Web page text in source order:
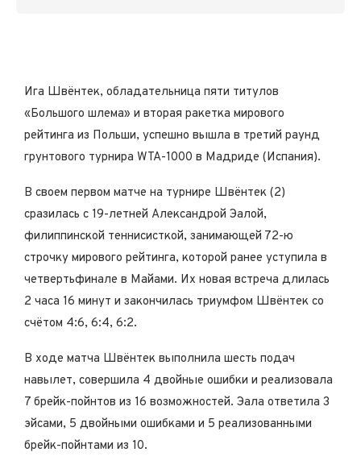
Ига Швёнтек, обладательница пяти титулов
«Большого шлема» и вторая ракетка мирового
рейтинга из Польши, успешно вышла в третий раунд
грунтового турнира WTA-1000 в Мадриде (Испания).
В своем первом матче на турнире Швёнтек (2)
сразилась с 19-летней Александрой Эалой,
филиппинской теннисисткой, занимающей 72-ю
строчку мирового рейтинга, которой ранее уступила в
четвертьфинале в Майами. Их новая встреча длилась
2 часа 16 минут и закончилась триумфом Швёнтек со
счётом 4:6, 6:4, 6:2.
В ходе матча Швёнтек выполнила шесть подач
навылет, совершила 4 двойные ошибки и реализовала
7 брейк-пойнтов из 16 возможностей. Эала ответила 3
эйсами, 5 двойными ошибками и 5 реализованными
брейк-пойнтами из 10.